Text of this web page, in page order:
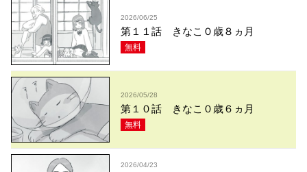
2026/06/25
第１１話 きなこ０歳８ヵ月
無料
2026/05/28
第１０話 きなこ０歳６ヵ月
無料
2026/04/23